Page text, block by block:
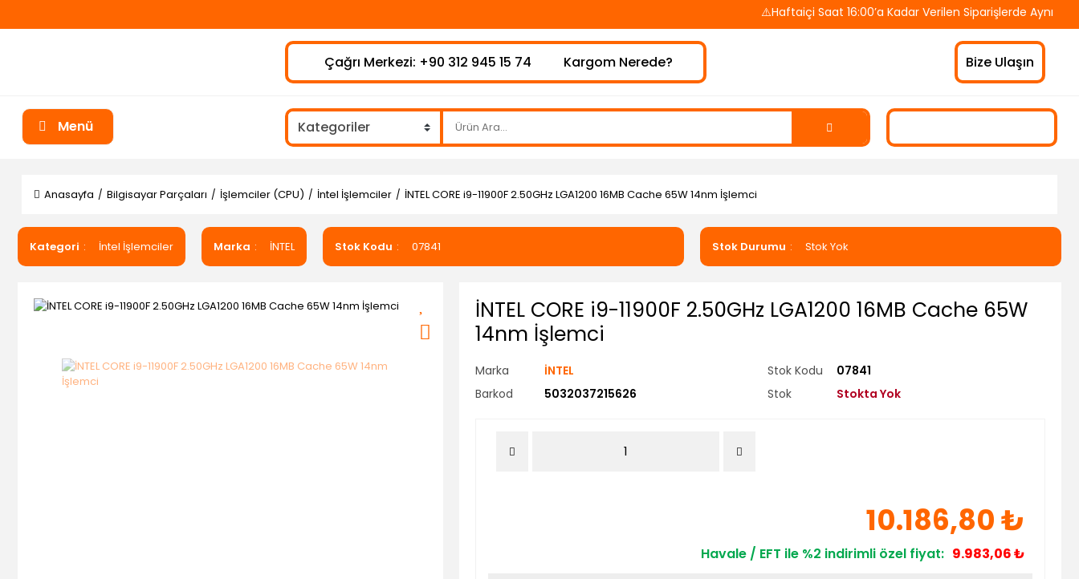
⚠️Haftaiçi Saat 16:00’a Kadar Verilen Siparişlerde Aynı Gün
Çağrı Merkezi: +90 312 945 15 74 Kargom Nerede? Bize Ulaşın
Menü
Anasayfa Bilgisayar Parçaları İşlemciler (CPU) İntel İşlemciler İNTEL CORE i9-11900F 2.50GHz LGA1200 16MB Cache 65W 14nm İşlemci
Kategori İntel İşlemciler Marka İNTEL Stok Kodu 07841 Stok Durumu Stok Yok
İNTEL CORE i9-11900F 2.50GHz LGA1200 16MB Cache 65W
14nm İşlemci
Marka İNTEL Stok Kodu
07841
Barkod
5032037215626 Stok Stokta Yok
10.186,80 ₺
Havale / EFT ile %2 indirimli özel fiyat: 9.983,06 ₺